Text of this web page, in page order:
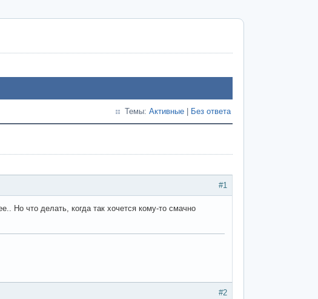
Темы: Активные Без ответа
#1
Но что делать, когда так хочется кому-то смачно
#2